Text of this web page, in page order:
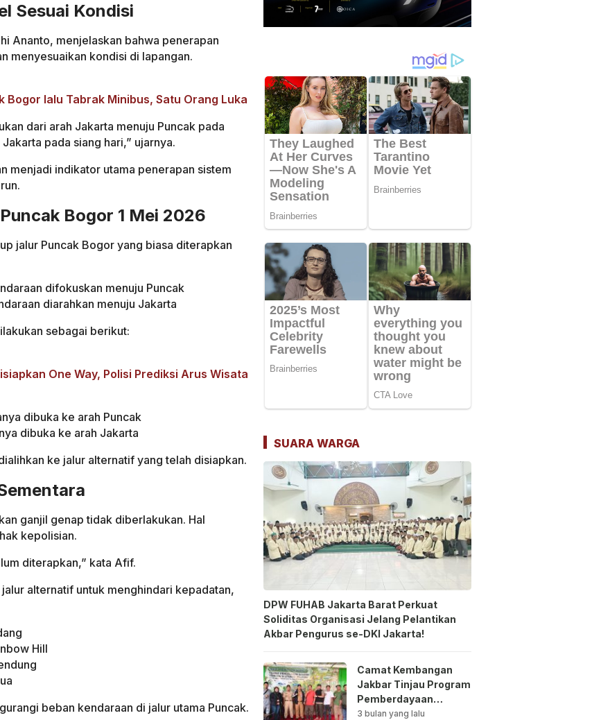
Sesuai Kondisi
Ananto, menjelaskan bahwa penerapan
menyesuaikan kondisi di lapangan.
lalu Tabrak Minibus, Satu Orang Luka
dari arah Jakarta menuju Puncak pada
pada siang hari,” ujarnya.
menjadi indikator utama penerapan sistem
Bogor 1 Mei 2026
jalur Puncak Bogor yang biasa diterapkan
difokuskan menuju Puncak
diarahkan menuju Jakarta
sebagai berikut:
One Way, Polisi Prediksi Arus Wisata
dibuka ke arah Puncak
dibuka ke arah Jakarta
ke jalur alternatif yang telah disiapkan.
ganjil genap tidak diberlakukan. Hal
kepolisian.
diterapkan,” kata Afif.
alternatif untuk menghindari kepadatan,
Hill
beban kendaraan di jalur utama Puncak.
SUARA WARGA
DPW FUHAB Jakarta Barat Perkuat
Soliditas Organisasi Jelang Pelantikan
Akbar Pengurus se-DKI Jakarta!
Camat Kembangan
Jakbar Tinjau Program
Pemberdayaan
Lingkungan di Bale
3 bulan yang lalu